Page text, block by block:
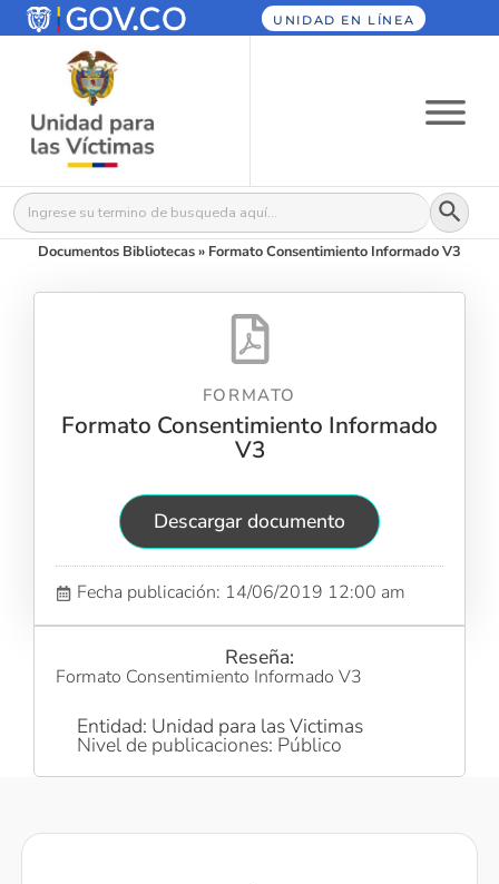
UNIDAD EN LÍNEA
Buscar: Botón
Documentos Bibliotecas» Formato Consentimiento Informado V3
FORMATO
Formato Consentimiento Informado
V3
Descargar documento
Fecha publicación: 14/06/2019 12:00 am
Reseña:
Formato Consentimiento Informado V3
Entidad: Unidad para las Victimas
Nivel de publicaciones: Público